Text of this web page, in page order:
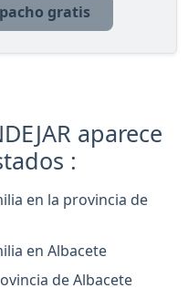
gratis
aparece
:
en la provincia de
en Albacete
de Albacete